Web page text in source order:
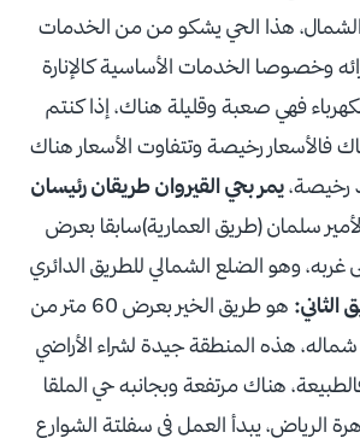
هذا الحي يشكو من من الخدمات
وخصوصا الخدمات الأساسية كالإنارة
فهي صعبة وقليلة هناك، إذا كنتم
فالأسعار رخيصة وتتفاوت الأسعار هناك
رخيصة،يمر بحي القيروان طريقان رئيسان
سلمان (طريق العمارية)سابقا بعرض
غربه، وهو الضلع الشمالي للطريق الدائري
الثاني:
هو طريق الخير بعرض 60 متر من
هذه المنطقة جيدة لشراء الأراضي
هناك مرتفعة وبجانبه حي الملقا
الرياض، يبدأ العمل في سفلتة الشوارع